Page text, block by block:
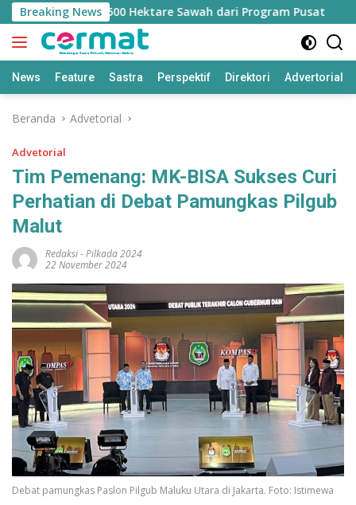
Langsung
ke
konten
Breaking News
Jatah 7.500 Hektare Sawah dari Program Pusat
News Feature Sastra Perspektif Direktori Advertorial
Beranda Advetorial
Advetorial
Tim Pemenang: MK-BISA Sukses Curi
Perhatian di Debat Pamungkas Pilgub
Malut
Redaksi-Pilkada 2024
22 November 2024
Debat pamungkas Paslon Pilgub Maluku Utara di Jakarta. Foto: Istimewa